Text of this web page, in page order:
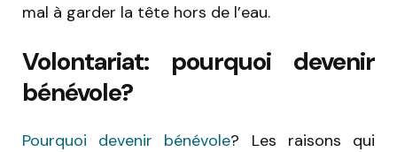
mal à garder la tête hors de l’eau.
Volontariat: pourquoi devenir
bénévole?
Pourquoi devenir bénévole? Les raisons qui